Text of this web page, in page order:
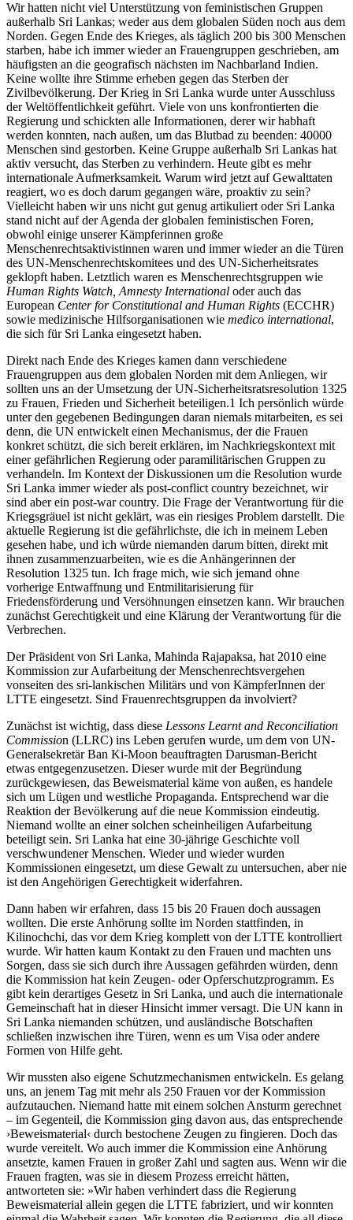
Wir hatten nicht viel Unterstützung von feministischen Gruppen
außerhalb Sri Lankas; weder aus dem globalen Süden noch aus dem
Norden. Gegen Ende des Krieges, als täglich 200 bis 300 Menschen
starben, habe ich immer wieder an Frauengruppen geschrieben, am
häufigsten an die geografisch nächsten im Nachbarland Indien.
Keine wollte ihre Stimme erheben gegen das Sterben der
Zivilbevölkerung. Der Krieg in Sri Lanka wurde unter Ausschluss
der Weltöffentlichkeit geführt. Viele von uns konfrontierten die
Regierung und schickten alle Informationen, derer wir habhaft
werden konnten, nach außen, um das Blutbad zu beenden: 40000
Menschen sind gestorben. Keine Gruppe außerhalb Sri Lankas hat
aktiv versucht, das Sterben zu verhindern. Heute gibt es mehr
internationale Aufmerksamkeit. Warum wird jetzt auf Gewalttaten
reagiert, wo es doch darum gegangen wäre, proaktiv zu sein?
Vielleicht haben wir uns nicht gut genug artikuliert oder Sri Lanka
stand nicht auf der Agenda der globalen feministischen Foren,
obwohl einige unserer Kämpferinnen große
Menschenrechtsaktivistinnen waren und immer wieder an die Türen
des UN-Menschenrechtskomitees und des UN-Sicherheitsrates
geklopft haben. Letztlich waren es Menschenrechtsgruppen wie
Human Rights Watch, Amnesty International oder auch das
European Center for Constitutional and Human Rights (ECCHR)
sowie medizinische Hilfsorganisationen wie medico international,
die sich für Sri Lanka eingesetzt haben.
Direkt nach Ende des Krieges kamen dann verschiedene
Frauengruppen aus dem globalen Norden mit dem Anliegen, wir
sollten uns an der Umsetzung der UN-Sicherheitsratsresolution 1325
zu Frauen, Frieden und Sicherheit beteiligen.1 Ich persönlich würde
unter den gegebenen Bedingungen daran niemals mitarbeiten, es sei
denn, die UN entwickelt einen Mechanismus, der die Frauen
konkret schützt, die sich bereit erklären, im Nachkriegskontext mit
einer gefährlichen Regierung oder paramilitärischen Gruppen zu
verhandeln. Im Kontext der Diskussionen um die Resolution wurde
Sri Lanka immer wieder als post-conflict country bezeichnet, wir
sind aber ein post-war country. Die Frage der Verantwortung für die
Kriegsgräuel ist nicht geklärt, was ein riesiges Problem darstellt. Die
aktuelle Regierung ist die gefährlichste, die ich in meinem Leben
gesehen habe, und ich würde niemanden darum bitten, direkt mit
ihnen zusammenzuarbeiten, wie es die Anhängerinnen der
Resolution 1325 tun. Ich frage mich, wie sich jemand ohne
vorherige Entwaffnung und Entmilitarisierung für
Friedensförderung und Versöhnungen einsetzen kann. Wir brauchen
zunächst Gerechtigkeit und eine Klärung der Verantwortung für die
Verbrechen.
Der Präsident von Sri Lanka, Mahinda Rajapaksa, hat 2010 eine
Kommission zur Aufarbeitung der Menschenrechtsvergehen
vonseiten des sri-lankischen Militärs und von KämpferInnen der
LTTE eingesetzt. Sind Frauenrechtsgruppen da involviert?
Zunächst ist wichtig, dass diese Lessons Learnt and Reconciliation
Commission (LLRC) ins Leben gerufen wurde, um dem von UN-
Generalsekretär Ban Ki-Moon beauftragten Darusman-Bericht
etwas entgegenzusetzen. Dieser wurde mit der Begründung
zurückgewiesen, das Beweismaterial käme von außen, es handele
sich um Lügen und westliche Propaganda. Entsprechend war die
Reaktion der Bevölkerung auf die neue Kommission eindeutig.
Niemand wollte an einer solchen scheinheiligen Aufarbeitung
beteiligt sein. Sri Lanka hat eine 30-jährige Geschichte voll
verschwundener Menschen. Wieder und wieder wurden
Kommissionen eingesetzt, um diese Gewalt zu untersuchen, aber nie
ist den Angehörigen Gerechtigkeit widerfahren.
Dann haben wir erfahren, dass 15 bis 20 Frauen doch aussagen
wollten. Die erste Anhörung sollte im Norden stattfinden, in
Kilinochchi, das vor dem Krieg komplett von der LTTE kontrolliert
wurde. Wir hatten kaum Kontakt zu den Frauen und machten uns
Sorgen, dass sie sich durch ihre Aussagen gefährden würden, denn
die Kommission hat kein Zeugen- oder Opferschutzprogramm. Es
gibt kein derartiges Gesetz in Sri Lanka, und auch die internationale
Gemeinschaft hat in dieser Hinsicht immer versagt. Die UN kann in
Sri Lanka niemanden schützen, und ausländische Botschaften
schließen inzwischen ihre Türen, wenn es um Visa oder andere
Formen von Hilfe geht.
Wir mussten also eigene Schutzmechanismen entwickeln. Es gelang
uns, an jenem Tag mit mehr als 250 Frauen vor der Kommission
aufzutauchen. Niemand hatte mit einem solchen Ansturm gerechnet
– im Gegenteil, die Kommission ging davon aus, das entsprechende
›Beweismaterial‹ durch bestochene Zeugen zu fingieren. Doch das
wurde vereitelt. Wo auch immer die Kommission eine Anhörung
ansetzte, kamen Frauen in großer Zahl und sagten aus. Wenn wir die
Frauen fragten, was sie in diesem Prozess erreicht hätten,
antworteten sie: »Wir haben verhindert dass die Regierung
Beweismaterial allein gegen die LTTE fabriziert, und wir konnten